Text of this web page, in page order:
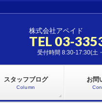
株式会社アペイド
TEL 03-
受付時間 8:30-17:30(土
スタッフブログ
Column
お問